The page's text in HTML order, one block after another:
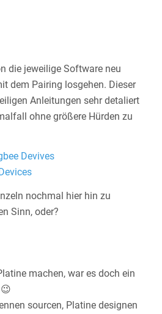
die jeweilige Software neu
dem Pairing losgehen. Dieser
Anleitungen sehr detaliert
ohne größere Hürden zu
Devives
nochmal hier hin zu
Sinn, oder?
machen, war es doch ein
sourcen, Platine designen